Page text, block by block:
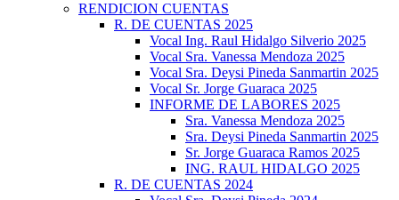
RENDICION CUENTAS
R. DE CUENTAS 2025
Vocal Ing. Raul Hidalgo Silverio 2025
Vocal Sra. Vanessa Mendoza 2025
Vocal Sra. Deysi Pineda Sanmartin 2025
Vocal Sr. Jorge Guaraca 2025
INFORME DE LABORES 2025
Sra. Vanessa Mendoza 2025
Sra. Deysi Pineda Sanmartin 2025
Sr. Jorge Guaraca Ramos 2025
ING. RAUL HIDALGO 2025
R. DE CUENTAS 2024